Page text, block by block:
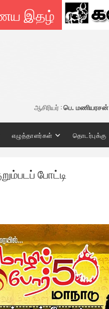
இதழ்
ஆசிரியர் :பெ. மணியரசன்
எழுத்தாளர்கள் தொடர்புக்கு
போட்டி